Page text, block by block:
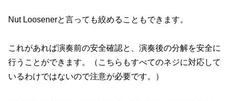
Nut Loosenerと言っても絞めることもできます。
これがあれば演奏前の安全確認と、演奏後の分解を安全に
行うことができます。（こちらもすべてのネジに対応して
いるわけではないので注意が必要です。）